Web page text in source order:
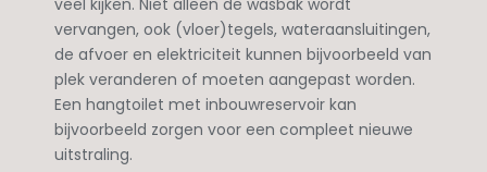
veel kijken. Niet alleen de wasbak wordt
vervangen, ook (vloer)tegels, wateraansluitingen,
de afvoer en elektriciteit kunnen bijvoorbeeld van
plek veranderen of moeten aangepast worden.
Een hangtoilet met inbouwreservoir kan
bijvoorbeeld zorgen voor een compleet nieuwe
uitstraling.